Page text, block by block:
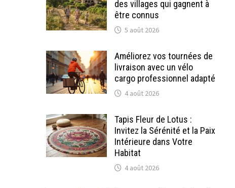
des villages qui gagnent à
être connus
5 août 2026
Améliorez vos tournées de
livraison avec un vélo
cargo professionnel adapté
4 août 2026
Tapis Fleur de Lotus :
Invitez la Sérénité et la Paix
Intérieure dans Votre
Habitat
4 août 2026